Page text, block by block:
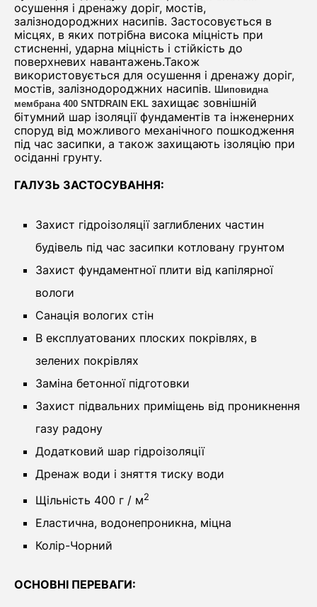
осушення і дренажу доріг, мостів,
залізнодороджних насипів. Застосовується в
місцях, в яких потрібна висока міцність при
стисненні, ударна міцність і стійкість до
поверхневих навантажень.Також
використовується для осушення і дренажу доріг,
мостів, залізнодороджних насипів. Шиповидна
мембрана 400 SNTDRAIN EKL захищає зовнішній
бітумний шар ізоляції фундаментів та інженерних
споруд від можливого механічного пошкодження
під час засипки, а також захищають ізоляцію при
осіданні грунту.
ГАЛУЗЬ ЗАСТОСУВАННЯ:
Захист гідроізоляції заглиблених частин
будівель під час засипки котловану грунтом
Захист фундаментної плити від капілярної
вологи
Санація вологих стін
В експлуатованих плоских покрівлях, в
зелених покрівлях
Заміна бетонної підготовки
Захист підвальних приміщень від проникнення
газу радону
Додатковий шар гідроізоляції
Дренаж води і зняття тиску води
Щільність 400 г / м2
Еластична, водонепроникна, міцна
Колір-Чорний
ОСНОВНІ ПЕРЕВАГИ: